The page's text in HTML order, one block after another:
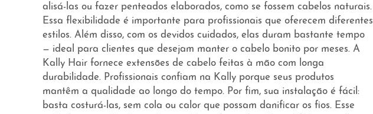
alisá-las ou fazer penteados elaborados, como se fossem cabelos naturais.
Essa flexibilidade é importante para profissionais que oferecem diferentes
estilos. Além disso, com os devidos cuidados, elas duram bastante tempo
— ideal para clientes que desejam manter o cabelo bonito por meses. A
Kally Hair fornece extensões de cabelo feitas à mão com longa
durabilidade. Profissionais confiam na Kally porque seus produtos
mantêm a qualidade ao longo do tempo. Por fim, sua instalação é fácil:
basta costurá-las, sem cola ou calor que possam danificar os fios. Esse